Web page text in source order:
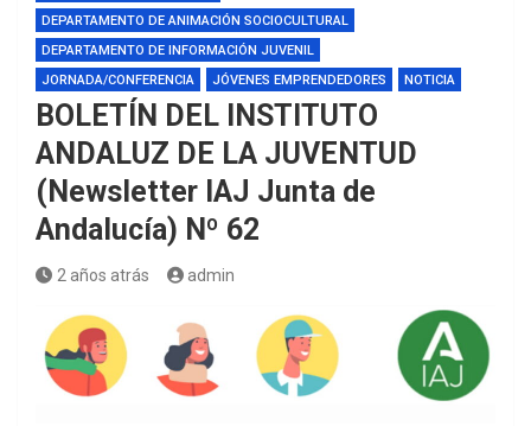
DEPARTAMENTO DE ANIMACIÓN SOCIOCULTURAL
DEPARTAMENTO DE INFORMACIÓN JUVENIL
JORNADA/CONFERENCIA
JÓVENES EMPRENDEDORES NOTICIA
BOLETÍN DEL INSTITUTO
ANDALUZ DE LA JUVENTUD
(Newsletter IAJ Junta de
Andalucía) Nº 62
2 años atrás admin